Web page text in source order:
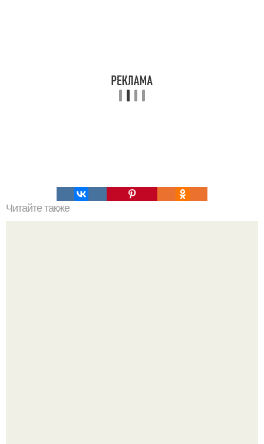
Читайте также